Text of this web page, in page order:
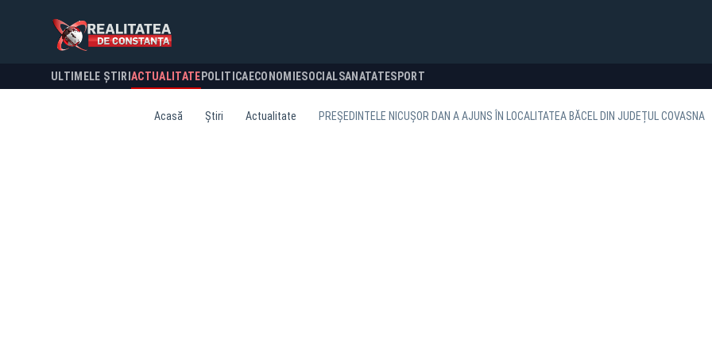
ULTIMELE ȘTIRI ACTUALITATE POLITICA ECONOMIESOCIALSANATATESPORT
Acasă Știri Actualitate PREȘEDINTELE NICUȘOR DAN A AJUNS ÎN LOCALITATEA BĂCEL DIN JUDEȚUL COVASNA